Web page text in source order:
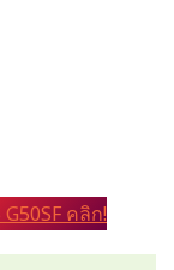
คลิก!